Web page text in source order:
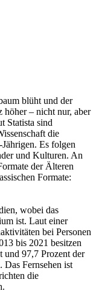
blüht und der
höher – nicht nur, aber
Statista sind
die
Es folgen
und Kulturen. An
der Älteren
Formate:
wobei das
ist. Laut einer
bei Personen
bis 2021 besitzen
und 97,7 Prozent der
Das Fernsehen ist
die